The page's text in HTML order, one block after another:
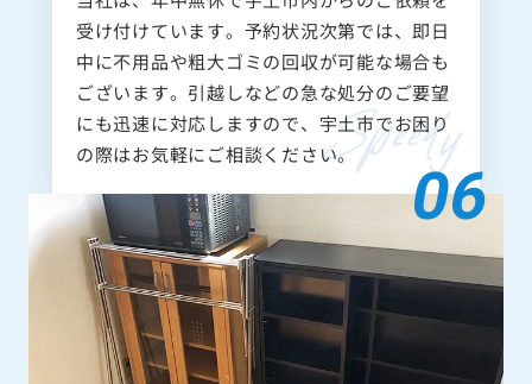
受け付けています。予約状況次第では、即日
中に不用品や粗大ゴミの回収が可能な場合も
ございます。引越しなどの急な処分のご要望
にも迅速に対応しますので、宇土市でお困り
の際はお気軽にご相談ください。